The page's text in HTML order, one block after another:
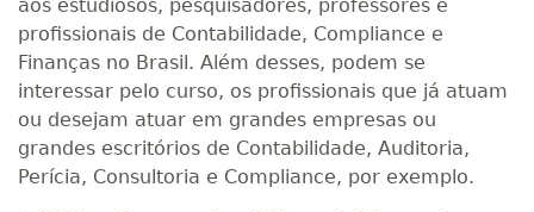
aos estudiosos, pesquisadores, professores e
profissionais de Contabilidade, Compliance e
Finanças no Brasil. Além desses, podem se
interessar pelo curso, os profissionais que já atuam
ou desejam atuar em grandes empresas ou
grandes escritórios de Contabilidade, Auditoria,
Perícia, Consultoria e Compliance, por exemplo.